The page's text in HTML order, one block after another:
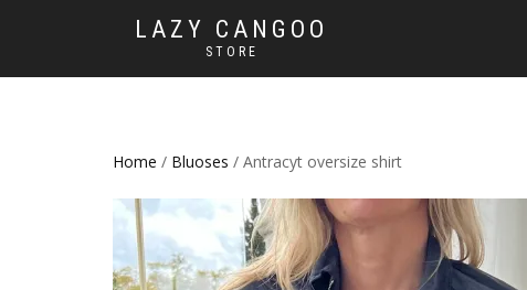
LAZY CANGOO
STORE
Home / Bluoses / Antracyt oversize shirt